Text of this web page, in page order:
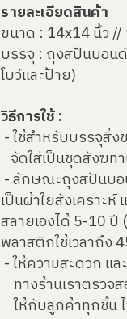
รายละเอียดสินค้า
ขนาด : 14x14 นิ้ว //
บรรจุ : ถุงสปันบอนด์
โบว์และป้าย)
วิธีการใช้ :
- ใช้สำหรับบรรจุสิ่ง
จัดใส่เป็นชุดสังฆท
- ลักษณะถุงสปันบ
เป็นผ้าใยสังเคราะ
สลายเองได้ 5-10 ปี (
พลาสติกใช้เวลาถึง
- ให้ความสะดวก แ
ทางร้านเราตรว
ให้กับลูกค้าทุกชิ้น